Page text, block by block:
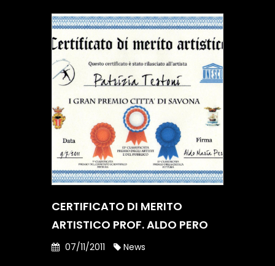
CERTIFICATO DI MERITO
ARTISTICO PROF. ALDO PERO
07/11/2011 News